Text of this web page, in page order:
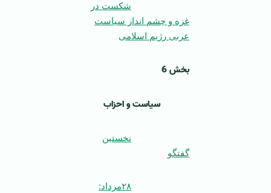
شکست در
غزه و چشم انداز سیاست
عربی رژیم اسلامی
بخش 6
سیاست و احزاب
نخستین
گفتگو
۲۸مرداد: